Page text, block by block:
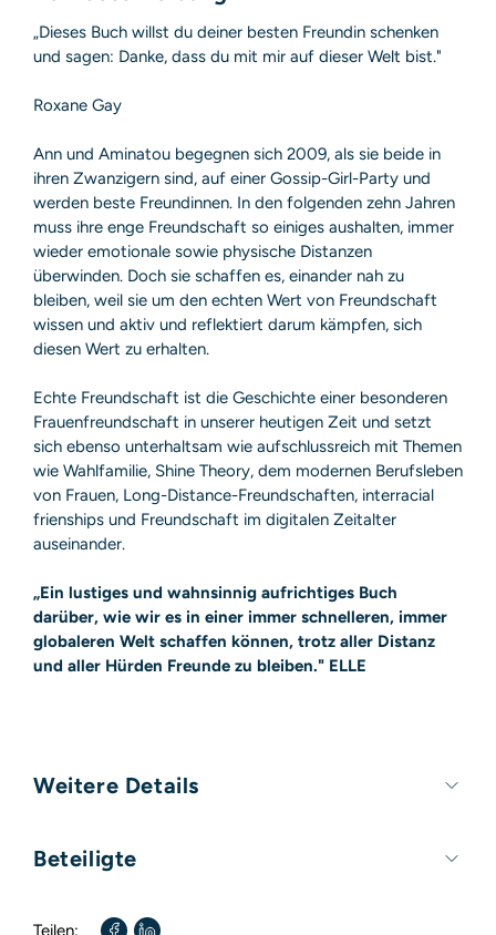
„Dieses Buch willst du deiner besten Freundin schenken
und sagen: Danke, dass du mit mir auf dieser Welt bist."
Roxane Gay
Ann und Aminatou begegnen sich 2009, als sie beide in
ihren Zwanzigern sind, auf einer Gossip-Girl-Party und
werden beste Freundinnen. In den folgenden zehn Jahren
muss ihre enge Freundschaft so einiges aushalten, immer
wieder emotionale sowie physische Distanzen
überwinden. Doch sie schaffen es, einander nah zu
bleiben, weil sie um den echten Wert von Freundschaft
wissen und aktiv und reflektiert darum kämpfen, sich
diesen Wert zu erhalten.
Echte Freundschaft ist die Geschichte einer besonderen
Frauenfreundschaft in unserer heutigen Zeit und setzt
sich ebenso unterhaltsam wie aufschlussreich mit Themen
wie Wahlfamilie, Shine Theory, dem modernen Berufsleben
von Frauen, Long-Distance-Freundschaften, interracial
frienships und Freundschaft im digitalen Zeitalter
auseinander.
„Ein lustiges und wahnsinnig aufrichtiges Buch
darüber, wie wir es in einer immer schnelleren, immer
globaleren Welt schaffen können, trotz aller Distanz
und aller Hürden Freunde zu bleiben." ELLE
Weitere Details
Beteiligte
Autor / Autorin:
Teilen: